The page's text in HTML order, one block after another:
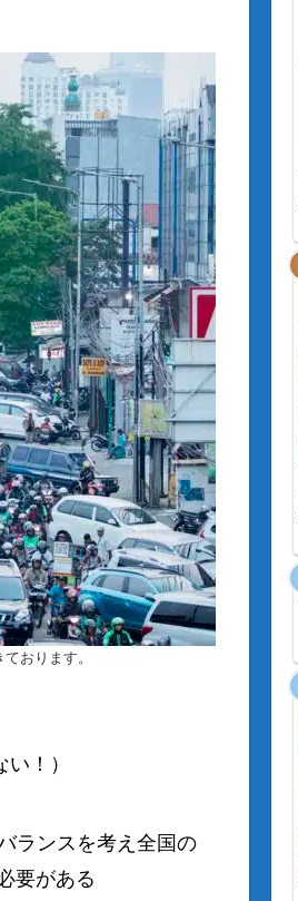
おります。
！）
ランスを考え全国の
要がある